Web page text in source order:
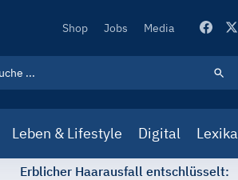
Secondary
Shop Jobs Media
Leben & Lifestyle Digital Lexika
Erblicher Haarausfall entschlüsselt: